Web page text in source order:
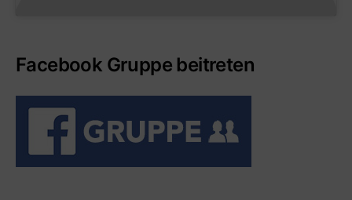
Facebook Gruppe beitreten